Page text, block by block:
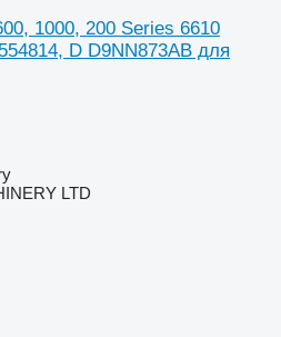
1000, 200 Series 6610
D D9NN873AB для
LTD